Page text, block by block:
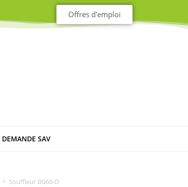
Offres d'emploi
DEMANDE SAV
> Souffleur BG66-D